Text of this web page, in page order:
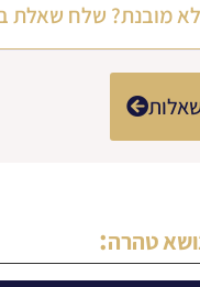
מובנת? שלח שאלת
טהרה: